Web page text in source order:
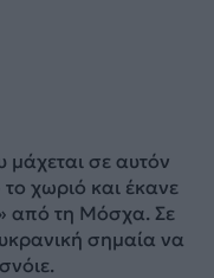
μάχεται σε αυτόν
το χωριό και έκανε
από τη Μόσχα. Σε
σημαία να